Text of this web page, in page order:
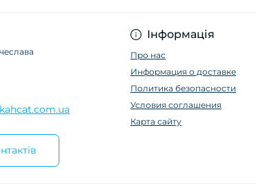
Інформація
Про нас
Информация о доставке
Политика безопасности
Условия соглашения
Карта сайту